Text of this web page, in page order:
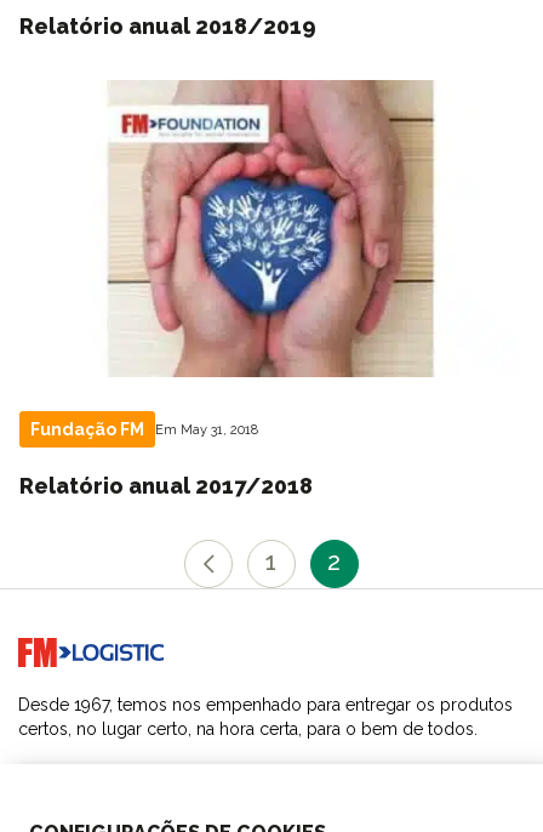
Relatório anual 2018/2019
Fundação FM Em May 31, 2018
Relatório anual 2017/2018
1 2
Go to home page
Desde 1967, temos nos empenhado para entregar os produtos
certos, no lugar certo, na hora certa, para o bem de todos.